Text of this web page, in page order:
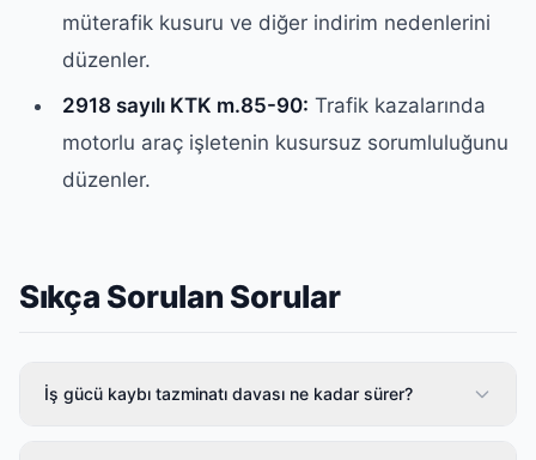
müterafik kusuru ve diğer indirim nedenlerini
düzenler.
2918 sayılı KTK m.85-90: Trafik kazalarında
motorlu araç işletenin kusursuz sorumluluğunu
düzenler.
Sıkça Sorulan Sorular
İş gücü kaybı tazminatı davası ne kadar sürer?